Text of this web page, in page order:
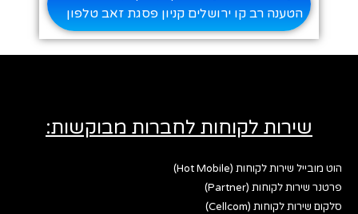
הטענה רב קו ירושלים קניון פסגת זאב טלפון
שירות לקוחות לחברות מבוקשות:
הוט מובייל שירות לקוחות (Hot Mobile)
פרטנר שירות לקוחות (Partner)
סלקום שירות לקוחות (Cellcom)